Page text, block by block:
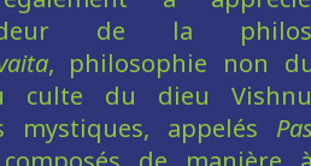
de la
, philosophie non
culte du dieu
mystiques, appelés